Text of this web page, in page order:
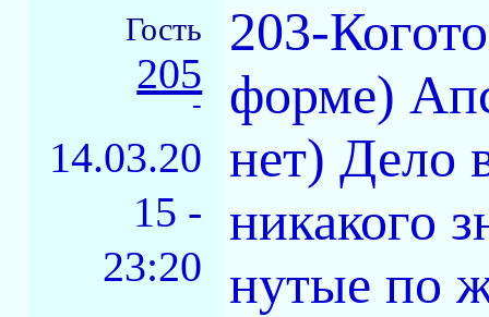
Гость
205
-
14.03.20
15 -
23:20
203-
форме)
нет) Дело
никакого
нутые по